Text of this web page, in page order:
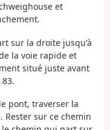
et
sur la droite jusqu'à
la voie rapide et
situé juste avant
pont, traverser la
sur ce chemin